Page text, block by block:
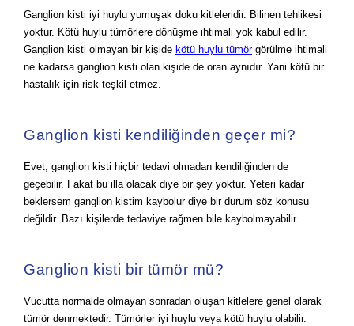
Ganglion kisti iyi huylu yumuşak doku kitleleridir. Bilinen tehlikesi
yoktur. Kötü huylu tümörlere dönüşme ihtimali yok kabul edilir.
Ganglion kisti olmayan bir kişide kötü huylu tümörgörülme ihtimali
ne kadarsa ganglion kisti olan kişide de oran aynıdır. Yani kötü bir
hastalık için risk teşkil etmez.
Ganglion kisti kendiliğinden geçer mi?
Evet, ganglion kisti hiçbir tedavi olmadan kendiliğinden de
geçebilir. Fakat bu illa olacak diye bir şey yoktur. Yeteri kadar
beklersem ganglion kistim kaybolur diye bir durum söz konusu
değildir. Bazı kişilerde tedaviye rağmen bile kaybolmayabilir.
Ganglion kisti bir tümör mü?
Vücutta normalde olmayan sonradan oluşan kitlelere genel olarak
tümör denmektedir. Tümörler iyi huylu veya kötü huylu olabilir.